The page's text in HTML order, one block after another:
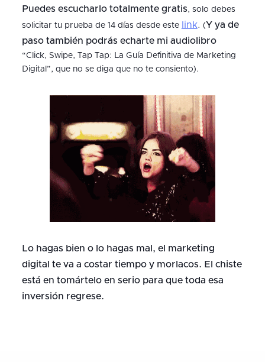
Puedes escucharlo totalmente gratis, solo debes
solicitar tu prueba de 14 días desde este
link. (Y ya de
paso también podrás echarte mi audiolibro
“Click, Swipe, Tap Tap: La Guía Definitiva de Marketing
Digital”, que no se diga que no te consiento).
Lo hagas bien o lo hagas mal, el marketing
digital te va a costar tiempo y morlacos. El chiste
está en tomártelo en serio para que toda esa
inversión regrese.